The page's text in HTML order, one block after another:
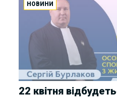
НОВИНИ
22 квітня